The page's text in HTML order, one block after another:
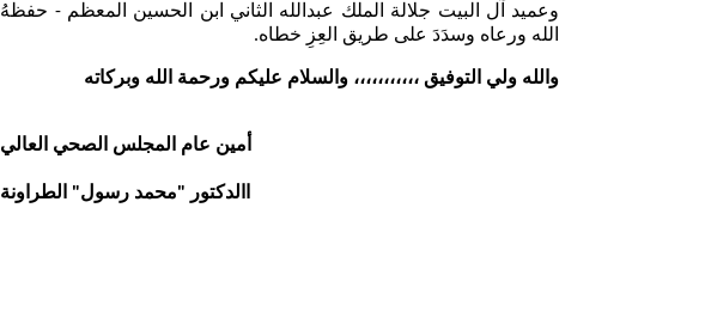
وعميد آل البيت جلالة الملك عبدالله الثاني ابن الحسين المعظم - حفظهُ
الله ورعاه وسدَدَ على طريق العِزِ خطاه.
والله ولي التوفيق ،،،،،،،،،،، والسلام عليكم ورحمة الله وبركاته
أمين عام المجلس الصحي العالي
االدكتور "محمد رسول" الطراونة